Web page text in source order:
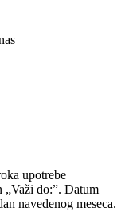
upotrebe
„Važi do:”. Datum
navedenog meseca.